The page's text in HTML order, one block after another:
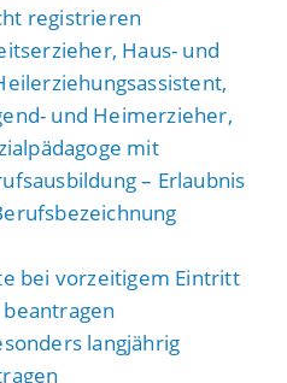
registrieren
Haus- und
und Heimerzieher,
mit
– Erlaubnis
bei vorzeitigem Eintritt
langjährig